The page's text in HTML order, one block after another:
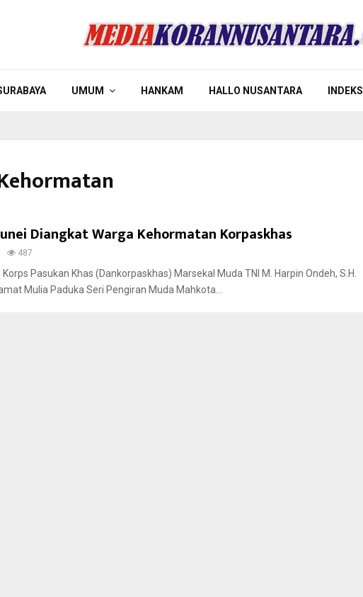
UMUM HANKAM HALLO NUSANTARA INDEKS
Diangkat Warga Kehormatan Korpaskhas
487
Pasukan Khas (Dankorpaskhas) Marsekal Muda TNI M. Harpin Ondeh, S.H.
Mulia Paduka Seri Pengiran Muda Mahkota...